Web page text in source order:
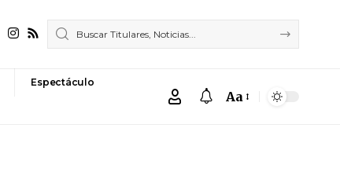
Espectáculo
Font
Aa